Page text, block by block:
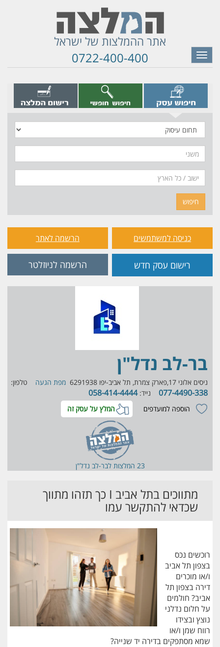
אתר ההמלצות של ישראל
0722-400-400
Toggle
navigation
עיסוק
חיפוש
כניסה למשתמשים הרשמה לאתר
רישום עסק חדש הרשמה לניוזלטר
בר-לב נדל"ן
ניסים אלוני 17,פארק צמרת, תל אביב-יפו 6291938 מפת הגעה טלפון:
077-4490-338 נייד:058-414-4444
הוספה למועדפים המלץ על עסק זה
23 המלצות ל בר-לב נדל"ן
מתווכים בתל אביב I כך תזהו מתווך
שכדאי להתקשר עמו
רוכשים נכס
בצפון תל אביב
ו/או מוכרים
דירה בצפון תל
אביב? חולמים
על חלום נדלני
נוצץ ובצידו
רווח שמן ו/או
שמא מסתפקים בדירה יד שנייה?